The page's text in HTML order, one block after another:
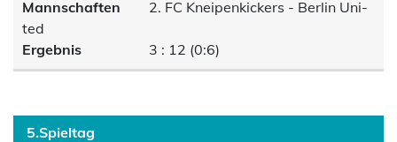
Mannschaften
2. FC Kneipenkickers - Berlin Uni-
ted
Ergebnis
3 : 12 (0:6)
5.Spieltag